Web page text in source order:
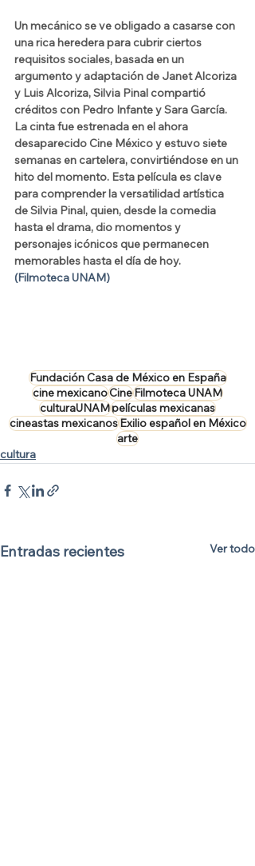
Un mecánico se ve obligado a casarse con
una rica heredera para cubrir ciertos
requisitos sociales, basada en un
argumento y adaptación de Janet Alcoriza
y Luis Alcoriza, Silvia Pinal compartió
créditos con Pedro Infante y Sara García.
La cinta fue estrenada en el ahora
desaparecido Cine México y estuvo siete
semanas en cartelera, convirtiéndose en un
hito del momento. Esta película es clave
para comprender la versatilidad artística
de Silvia Pinal, quien, desde la comedia
hasta el drama, dio momentos y
personajes icónicos que permanecen
memorables hasta el día de hoy.
(Filmoteca UNAM)
Fundación Casa de México en España
cine mexicanoCineFilmoteca UNAM
culturaUNAMpelículas mexicanas
cineastas mexicanosExilio español en México
arte
cultura
Entradas recientes Ver todo